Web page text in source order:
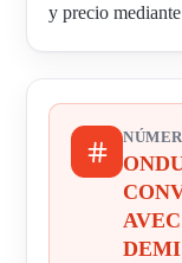
y precio
DEMI